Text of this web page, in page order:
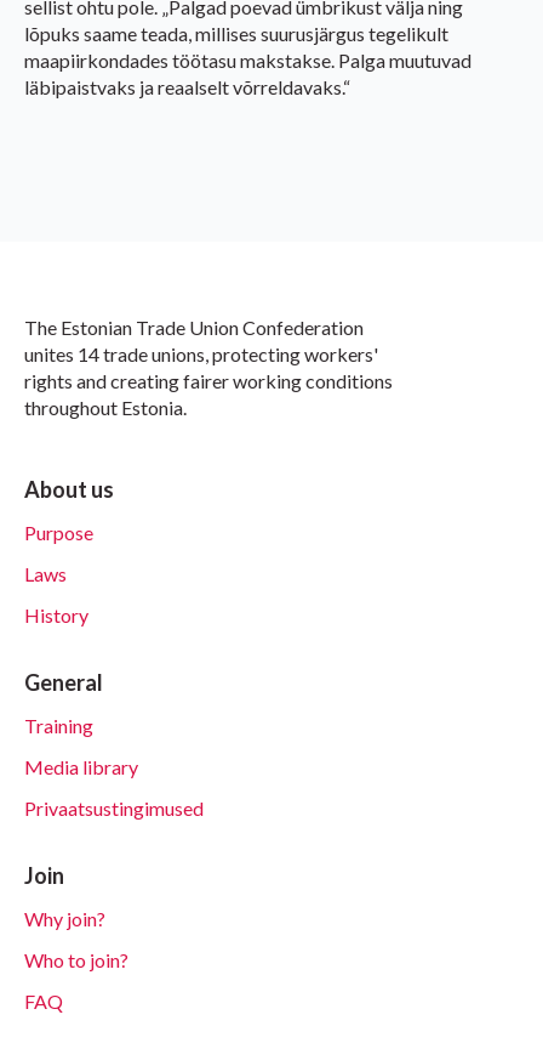
sellist ohtu pole. „Palgad poevad ümbrikust välja ning
lõpuks saame teada, millises suurusjärgus tegelikult
maapiirkondades töötasu makstakse. Palga muutuvad
läbipaistvaks ja reaalselt võrreldavaks.“
The Estonian Trade Union Confederation
unites 14 trade unions, protecting workers'
rights and creating fairer working conditions
throughout Estonia.
About us
Purpose
Laws
History
General
Training
Media library
Privaatsustingimused
Join
Why join?
Who to join?
FAQ